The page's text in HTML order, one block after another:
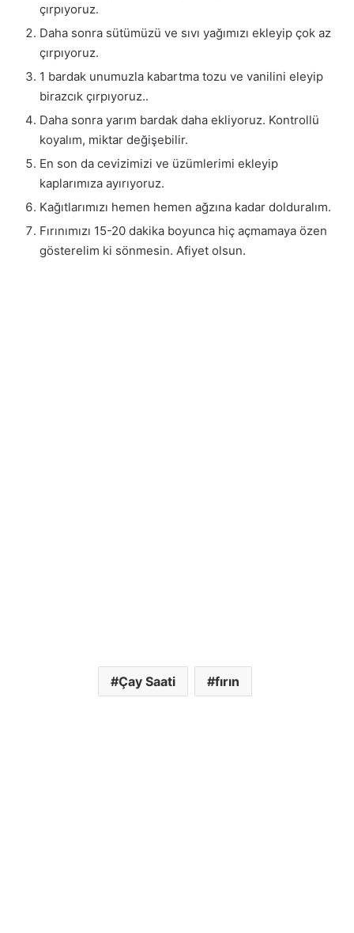
çırpıyoruz.
Daha sonra sütümüzü ve sıvı yağımızı ekleyip çok az
çırpıyoruz.
1 bardak unumuzla kabartma tozu ve vanilini eleyip
birazcık çırpıyoruz..
Daha sonra yarım bardak daha ekliyoruz. Kontrollü
koyalım, miktar değişebilir.
En son da cevizimizi ve üzümlerimi ekleyip
kaplarımıza ayırıyoruz.
Kağıtlarımızı hemen hemen ağzına kadar dolduralım.
Fırınımızı 15-20 dakika boyunca hiç açmamaya özen
gösterelim ki sönmesin. Afiyet olsun.
Çay Saati fırın